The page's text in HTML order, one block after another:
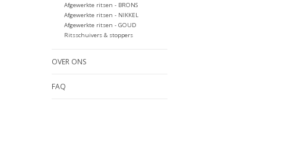
Afgewerkte ritsen - BRONS
Afgewerkte ritsen - NIKKEL
Afgewerkte ritsen - GOUD
Ritsschuivers & stoppers
OVER ONS
FAQ